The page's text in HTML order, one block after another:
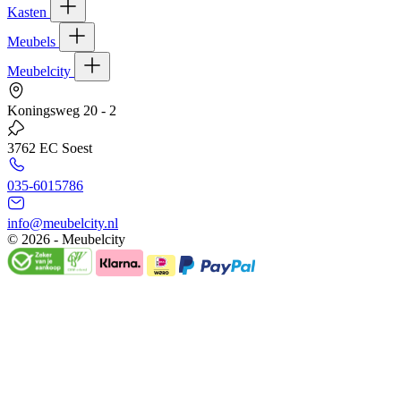
Kasten
Meubels
Meubelcity
Koningsweg 20 - 2
3762 EC Soest
035-6015786
info@meubelcity.nl
© 2026 - Meubelcity